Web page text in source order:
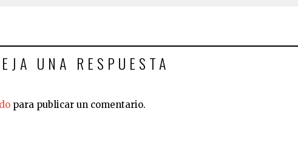
UNA RESPUESTA
para publicar un comentario.